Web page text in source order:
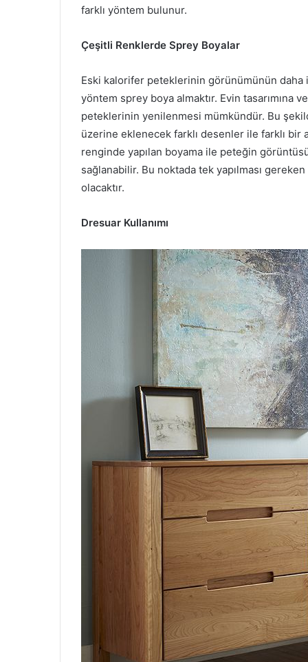
farklı yöntem bulunur.
Çeşitli Renklerde Sprey Boyalar
Eski kalorifer peteklerinin görünümünün
yöntem sprey boya almaktır. Evin
peteklerinin yenilenmesi mümkündür. Bu
üzerine eklenecek farklı desenler ile farklı bir
renginde yapılan boyama ile peteğin
sağlanabilir. Bu noktada tek yapılması
olacaktır.
Dresuar Kullanımı